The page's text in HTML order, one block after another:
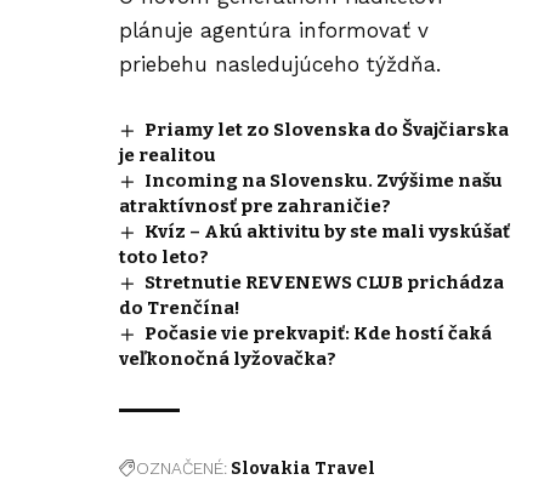
plánuje agentúra informovať v
priebehu nasledujúceho týždňa.
Priamy let zo Slovenska do Švajčiarska
je realitou
Incoming na Slovensku. Zvýšime našu
atraktívnosť pre zahraničie?
Kvíz – Akú aktivitu by ste mali vyskúšať
toto leto?
Stretnutie REVENEWS CLUB prichádza
do Trenčína!
Počasie vie prekvapiť: Kde hostí čaká
veľkonočná lyžovačka?
OZNAČENÉ: Slovakia Travel